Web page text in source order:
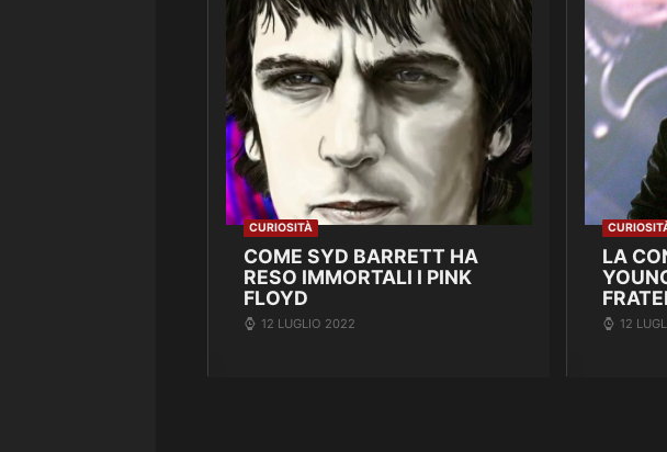
CURIOSITÀ
COME SYD BARRETT HA
RESO IMMORTALI I PINK
FLOYD
12 LUGLIO 2022
LA
12